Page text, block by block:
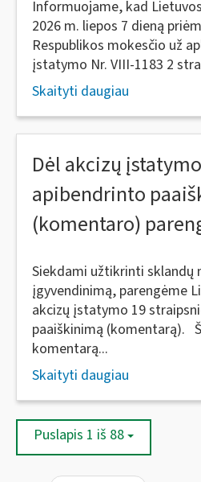
Informuojame, kad
2026 m. liepos 7 dieną
Respublikos mokesčio už
įstatymo Nr. VIII-1183 2
Skaityti daugiau
Dėl akcizų
apibendrinto
(komentaro)
Siekdami užtikrinti sklandų
įgyvendinimą, parengėme
akcizų įstatymo 19
paaiškinimą (komentarą).
komentarą...
Skaityti daugiau
Puslapis 1 iš 88